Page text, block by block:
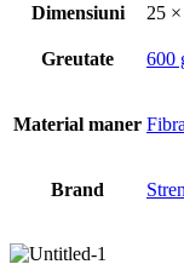
Dimensiuni
25
Greutate 600
Material maner
Brand